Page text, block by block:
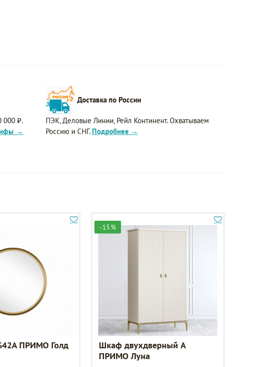
000 ₽.
→
Доставка по России
ПЭК, Деловые Линии, Рейл Континент. Охватываем
Россию и СНГ. Подробнее →
ПРИМО Голд
-15%
Шкаф двухдверный A
ПРИМО Луна